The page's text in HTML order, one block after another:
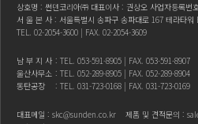
상호명 : 썬덴코리아㈜ 대표이사 : 권상오 사업자등록번
서 울 본 사 : 서울특별시 송파구 송파대로 167 테라타워
TEL. 02-2054-3600 | FAX. 02-2054-3609
남 부 지 사 : TEL. 053-591-8905 | FAX. 053-591-8907
울산사무소 : TEL. 052-289-8905 | FAX. 052-289-8904
동탄공장
: TEL. 031-723-0168 | FAX. 031-723-0169
대표메일 : skc@sunden.co.kr 제품 및 견적문의 :